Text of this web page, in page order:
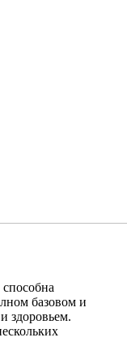
базовом и
здоровьем.